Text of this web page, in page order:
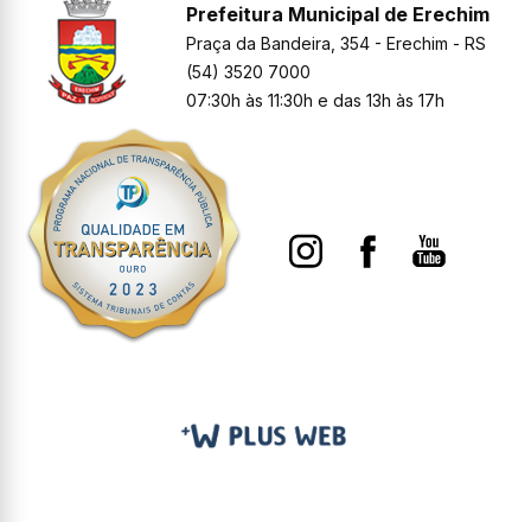
Prefeitura Municipal de Erechim
Praça da Bandeira, 354 - Erechim - RS
(54) 3520 7000
07:30h às 11:30h e das 13h às 17h